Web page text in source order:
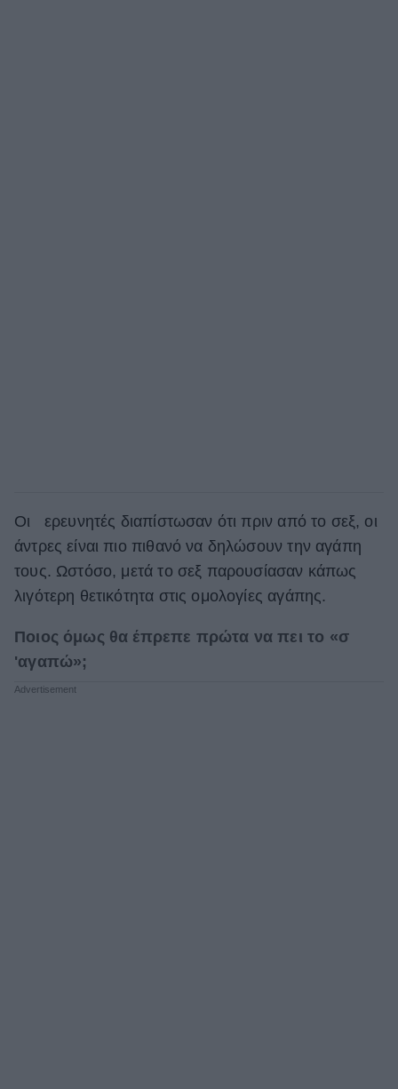
Οι ερευνητές διαπίστωσαν ότι πριν από το σεξ, οι
άντρες είναι πιο πιθανό να δηλώσουν την αγάπη
τους. Ωστόσο, μετά το σεξ παρουσίασαν κάπως
λιγότερη θετικότητα στις ομολογίες αγάπης.
Ποιος όμως θα έπρεπε πρώτα να πει το «σ
'αγαπώ»;